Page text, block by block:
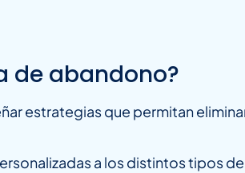
de abandono?
estrategias que permitan
a los distintos tipos